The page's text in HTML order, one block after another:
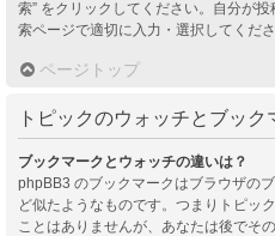
索” をクリックしてください。自分が
索ページで適切に入力・選択してくださ
ページトップ
トピックのウォッチとブック
ブックマークとウォッチの違いは？
phpBB3 のブックマークはブラウザの
ど似たようなものです。つまりトピッ
ことはありませんが、あなたは後でそ